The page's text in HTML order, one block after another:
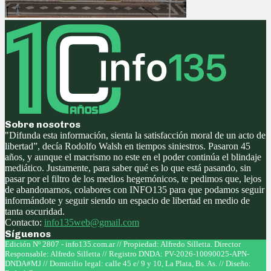
Sobre nosotros
"Difunda esta información, sienta la satisfacción moral de un acto de
libertad”, decía Rodolfo Walsh en tiempos siniestros. Pasaron 45
años, y aunque el macrismo no este en el poder continúa el blindaje
mediático. Justamente, para saber qué es lo que está pasando, sin
pasar por el filtro de los medios hegemónicos, te pedimos que, lejos
de abandonarnos, colabores con INFO135 para que podamos seguir
informándote y seguir siendo un espacio de libertad en medio de
tanta oscuridad.
Contacto: info135web@gmail.com
Síguenos
Facebook
Twitter
Instagram
Youtube
Edición Nº 2807 - info135.com.ar // Propiedad: Alfredo Silletta. Director
Responsable: Alfredo Silletta // Registro DNDA: PV-2026-10090025-APN-
DNDA#MJ // Domicilio legal: calle 45 e/ 9 y 10, La Plata, Bs. As. // Diseño: